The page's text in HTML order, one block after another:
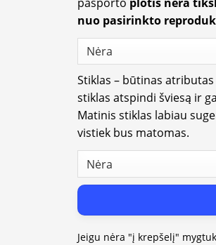
nuo pasirinkto
Stiklas – būtinas
stiklas atspindi šviesą ir
Matinis stiklas labiau
vistiek bus matomas.
Jeigu nėra "į krepšelį"